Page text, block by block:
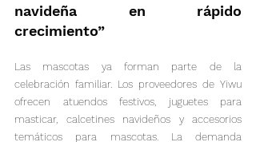
navideña en rápido
crecimiento”
Las mascotas ya forman parte de la
celebración familiar. Los proveedores de Yiwu
ofrecen atuendos festivos, juguetes para
masticar, calcetines navideños y accesorios
temáticos para mascotas. La demanda